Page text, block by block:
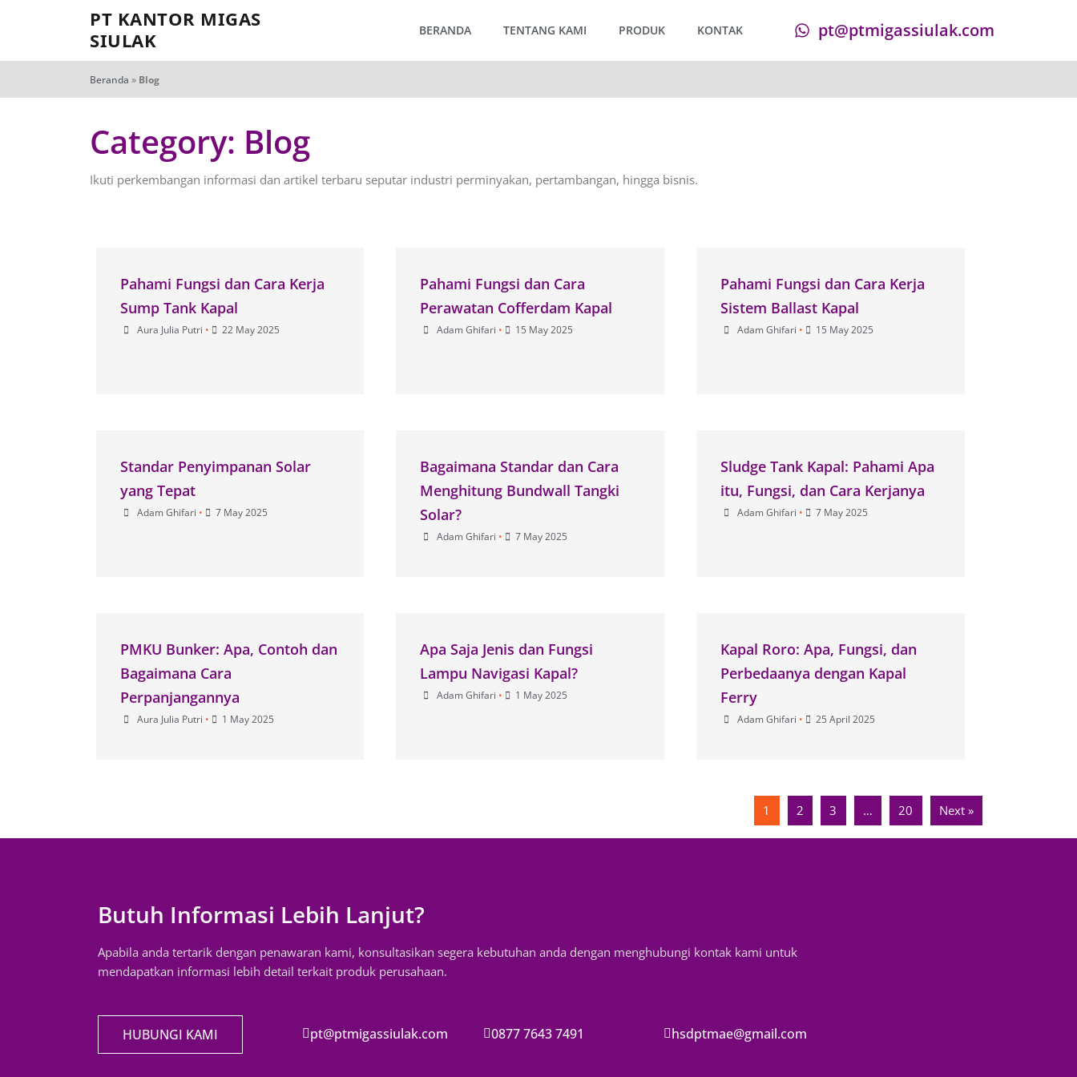
PT KANTOR MIGAS
SIULAK
BERANDA TENTANG KAMI PRODUK KONTAK pt@ptmigassiulak.com
Beranda » Blog
Category: Blog
Ikuti perkembangan informasi dan artikel terbaru seputar industri perminyakan, pertambangan, hingga bisnis.
Pahami Fungsi dan Cara Kerja
Sump Tank Kapal
Aura Julia Putri • 22 May 2025
Pahami Fungsi dan Cara
Perawatan Cofferdam Kapal
Adam Ghifari • 15 May 2025
Pahami Fungsi dan Cara Kerja
Sistem Ballast Kapal
Adam Ghifari • 15 May 2025
Standar Penyimpanan Solar
yang Tepat
Adam Ghifari • 7 May 2025
Bagaimana Standar dan Cara
Menghitung Bundwall Tangki
Solar?
Adam Ghifari • 7 May 2025
Sludge Tank Kapal: Pahami Apa
itu, Fungsi, dan Cara Kerjanya
Adam Ghifari • 7 May 2025
PMKU Bunker: Apa, Contoh dan
Bagaimana Cara
Perpanjangannya
Aura Julia Putri • 1 May 2025
Apa Saja Jenis dan Fungsi
Lampu Navigasi Kapal?
Adam Ghifari • 1 May 2025
Kapal Roro: Apa, Fungsi, dan
Perbedaanya dengan Kapal
Ferry
Adam Ghifari • 25 April 2025
1 2 3 … 20 Next »
Butuh Informasi Lebih Lanjut?
Apabila anda tertarik dengan penawaran kami, konsultasikan segera kebutuhan anda dengan menghubungi kontak kami untuk
mendapatkan informasi lebih detail terkait produk perusahaan.
HUBUNGI KAMI pt@ptmigassiulak.com 0877 7643 7491 hsdptmae@gmail.com